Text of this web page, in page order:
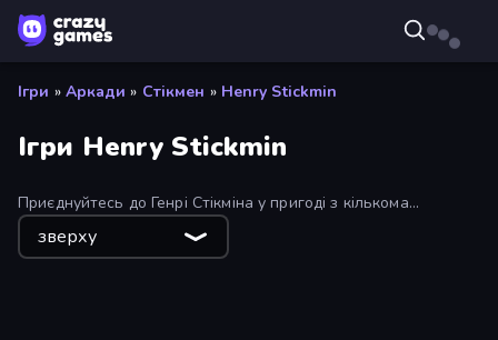
Ігри » Аркади » Стікмен » Henry Stickmin
Ігри Henry Stickmin
Приєднуйтесь до Генрі Стікміна у пригоді з кількома
варіантами завершення, залежно від вашого вибору.
зверху